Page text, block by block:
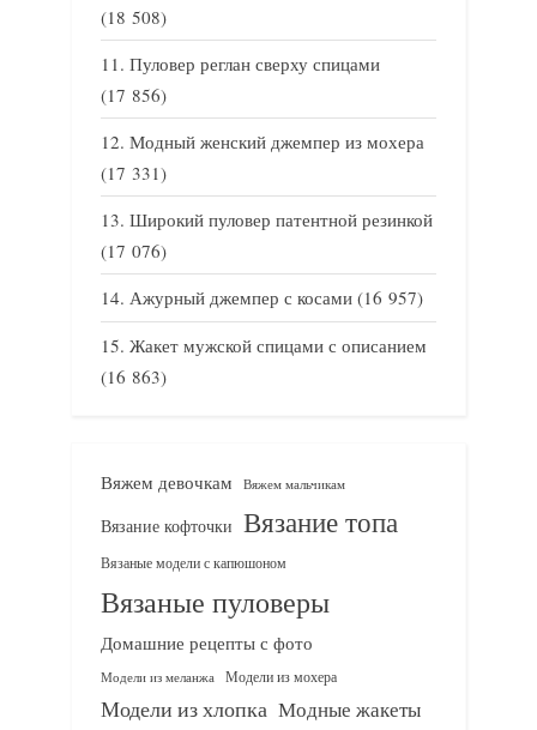
(18 508)
Пуловер реглан сверху спицами
(17 856)
Модный женский джемпер из мохера
(17 331)
Широкий пуловер патентной резинкой
(17 076)
Ажурный джемпер с косами (16 957)
Жакет мужской спицами с описанием
(16 863)
Вяжем девочкам Вяжем мальчикам
Вязание кофточки Вязание топа
Вязаные модели с капюшоном
Вязаные пуловеры
Домашние рецепты с фото
Модели из меланжа Модели из мохера
Модели из хлопка Модные жакеты